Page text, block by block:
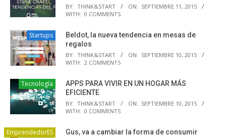
BY: THINK&START ON: SEPTIEMBRE 11, 2015
WITH: 0 COMMENTS
Startups
Beldot, la nueva tendencia en mesas de
regalos
BY: THINK&START ON: SEPTIEMBRE 10, 2015
WITH: 2 COMMENTS
Tecnología
APPS PARA VIVIR EN UN HOGAR MÁS
EFICIENTE
BY: THINK&START ON: SEPTIEMBRE 10, 2015
WITH: 0 COMMENTS
EmprendedorES Gus, va a cambiar la forma de consumir